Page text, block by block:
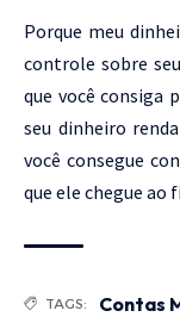
Porque meu
controle sobre
que você consiga
seu dinheiro
você consegue
que ele chegue ao
TAGS: Contas